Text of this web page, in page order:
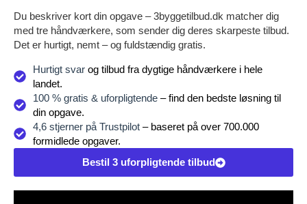
Du beskriver kort din opgave – 3byggetilbud.dk matcher dig
med tre håndværkere, som sender dig deres skarpeste tilbud.
Det er hurtigt, nemt – og fuldstændig gratis.
Hurtigt svarog tilbud fra dygtige håndværkere i hele
landet.
100 % gratis & uforpligtende– find den bedste løsning til
din opgave.
4,6 stjerner på Trustpilot– baseret på over 700.000
formidlede opgaver.
Bestil 3 uforpligtende tilbud